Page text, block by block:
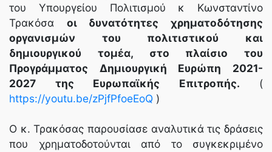
του Υπουργείου Πολιτισμού κ Κωνσταντίνο
Τρακόσα οι δυνατότητες χρηματοδότησης
οργανισμών του πολιτιστικού και
δημιουργικού τομέα, στο πλαίσιο του
Προγράμματος Δημιουργική Ευρώπη 2021-
2027 της Ευρωπαϊκής Επιτροπής. (
https://youtu.be/zPjfPfoeEoQ )
Ο κ. Τρακόσας παρουσίασε αναλυτικά τις δράσεις
που χρηματοδοτούνται από το συγκεκριμένο